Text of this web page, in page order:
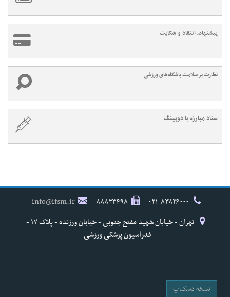
پیشنهاد، انتقاد و شکایت
نظارت بر سلامت باشگاه‌های ورزشی
ستاد مبارزه با دوپینگ
۸۸۸۳۳۴۹۸
info@ifsm.ir
تهران - خیابان شهید مفتح جنوبی - خیابان ورزنده - پلاک ۱۷ -
فدراسیون پزشکی ورزشی
نسخه دسکتاپ